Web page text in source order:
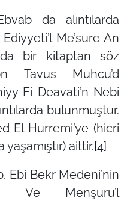
da alıntılarda
Me’sure An
bir kitaptan söz
Tavus Muhcu’d
Fi Deavati’n Nebi
bulunmuştur.
El Hurremi’ye (hicri
yaşamıştır) aittir.[4]
Ebi Bekr Medeni’nin
Ve Menşuru’l